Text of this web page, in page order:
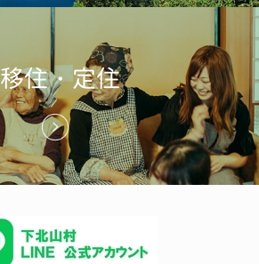
移住・定住